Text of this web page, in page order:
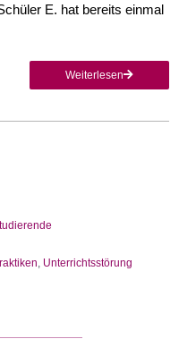
E. hat bereits einmal
Weiterlesen
Unterrichtsstörung